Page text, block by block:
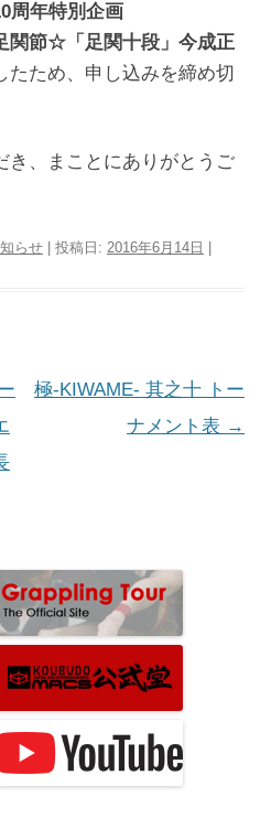
周年特別企画
関節☆「足関十段」今成正
たため、申し込みを締め切
き、まことにありがとうご
らせ | 投稿日: 2016年6月14日
極-KIWAME- 其之十 トー
ナメント表 →